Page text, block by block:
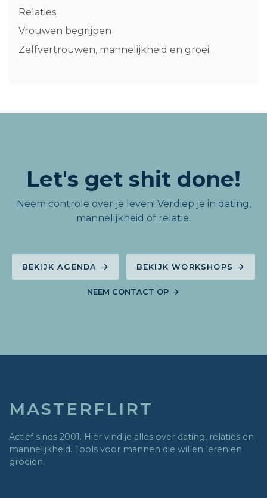
Relaties
Vrouwen begrijpen
Zelfvertrouwen, mannelijkheid en groei.
Let's get shit done!
Neem controle over je leven! Verdiep je in dating,
mannelijkheid of relatie.
BEKIJK AGENDA BEKIJK WORKSHOPS
NEEM CONTACT OP
MASTERFLIRT
Actief sinds 2001. Hier vind je alles over dating, relaties en
mannelijkheid. Tools voor mannen die willen leren en
groeien.